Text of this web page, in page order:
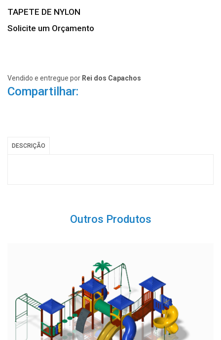
TAPETE DE NYLON
Solicite um Orçamento
Vendido e entregue por Rei dos Capachos
Compartilhar:
DESCRIÇÃO
Outros Produtos